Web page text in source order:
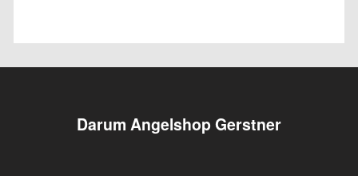
Darum Angelshop Gerstner